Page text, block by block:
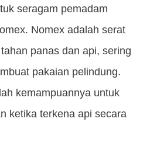
seragam pemadam
Nomex adalah serat
panas dan api, sering
pakaian pelindung.
kemampuannya untuk
ketika terkena api secara